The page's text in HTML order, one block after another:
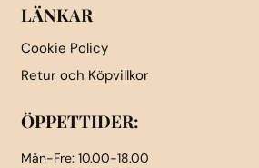
LÄNKAR
Cookie Policy
Retur och Köpvillkor
ÖPPETTIDER:
Mån-Fre: 10.00-18.00